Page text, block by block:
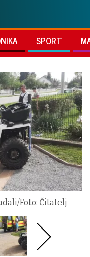
SPORT
Foto: Čitatelj